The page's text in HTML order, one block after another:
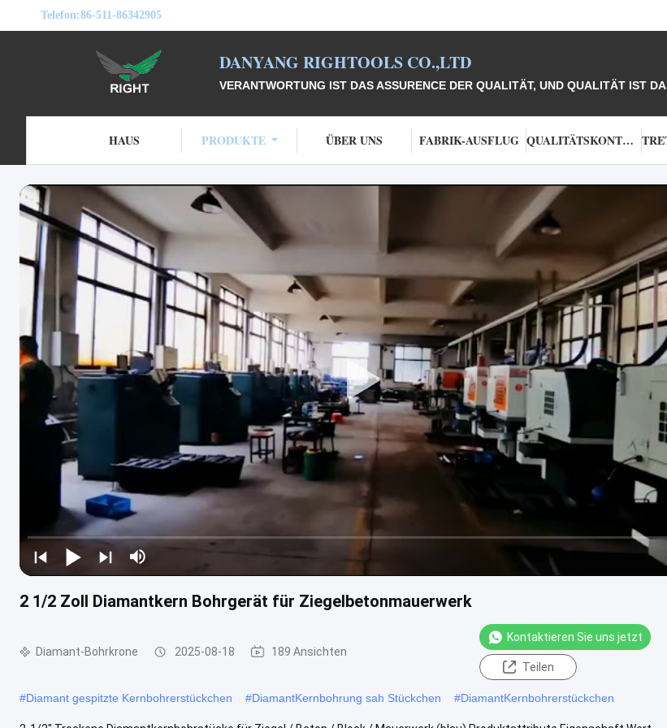
Telefon:86-511-86342905
DANYANG RIGHTOOLS CO.,LTD
VERANTWORTUNG IST DAS ASSURENCE DER QUALITÄT, UND QUALITÄT IST
HAUS PRODUKTE ÜBER UNS FABRIK-AUSFLUG QUALITÄTSKONTROLLE
2 1/2 Zoll Diamantkern Bohrgerät für Ziegelbetonmauerwerk
Diamant-Bohrkrone 2025-08-18 189 Ansichten
Kontaktieren Sie uns jetzt
Teilen
#Diamant gespitzte Kernbohrerstückchen #DiamantKernbohrung sah Stückchen #DiamantKernbohrerstückchen